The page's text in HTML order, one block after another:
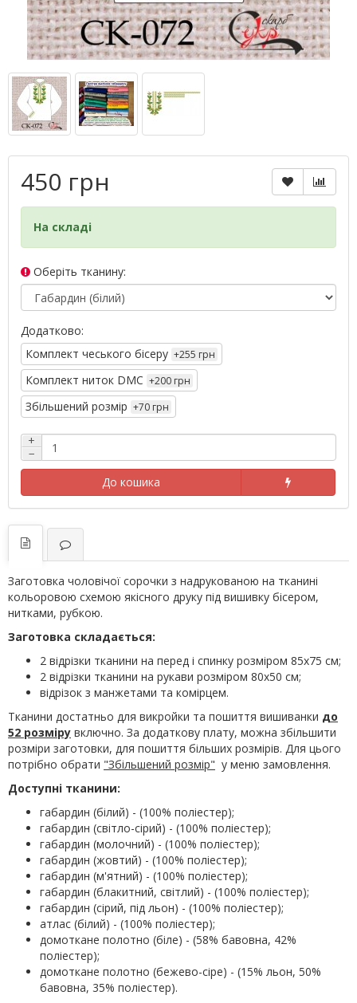
450 грн
На складі
Оберіть тканину:
Додатково:
Комплект чеського бісеру +255 грн
Комплект ниток DMC +200 грн
Збільшений розмір +70 грн
+
−
До кошика
Заготовка чоловічої сорочки з надрукованою на тканині
кольоровою схемою якісного друку під вишивку бісером,
нитками, рубкою.
Заготовка складається:
2 відрізки тканини на перед і спинку розміром 85х75 см;
2 відрізки тканини на рукави розміром 80х50 см;
відрізок з манжетами та комірцем.
Тканини достатньо для викройки та пошиття вишиванки до
52 розміру включно. За додаткову плату, можна збільшити
розміри заготовки, для пошиття більших розмірів. Для цього
потрібно обрати "Збільшений розмір" у меню замовлення.
Доступні тканини:
габардин (білий) - (100% поліестер);
габардин (світло-сірий) - (100% поліестер);
габардин (молочний) - (100% поліестер);
габардин (жовтий) - (100% поліестер);
габардин (м'ятний) - (100% поліестер);
габардин (блакитний, світлий) - (100% поліестер);
габардин (сірий, під льон) - (100% поліестер);
атлас (білий) - (100% поліестер);
домоткане полотно (біле) - (58% бавовна, 42%
поліестер);
домоткане полотно (бежево-сіре) - (15% льон, 50%
бавовна, 35% поліестер).